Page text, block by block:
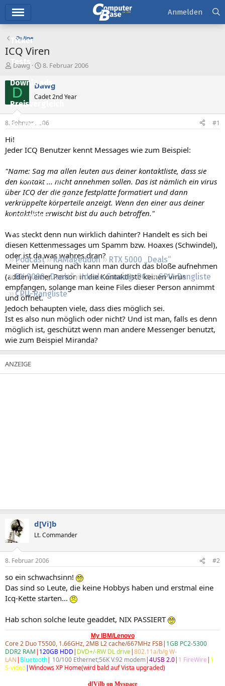
Ticker
Tests
Downloads
Preisvergleich
Forum
Aktuelles
Neue Beiträge
Neueste Aktivitäten
Leserartikel
Regeln
Podcast RAMageddon
RTX 5000 „Deals“
RX 9000 „Deals“
Ideale Gaming-PCs
GPU-Rangliste
CPU-Rangliste
Anmelden
Online
ICQ Viren
E
s
e
l
e
r
Dawg
E
s
t
e
l
t
m
8. Februar 2006
D Dawg
Cadet 2nd Year
8. Februar 2006 #1
Hi!
Jeder ICQ Benutzer kennt Messages wie zum Beispiel:
"Name: Sag ma allen leuten aus deiner kontaktliste, dass sie
den kontakt ... nicht annehmen sollen. Das ist nämlich ein virus
über ICQ der die ganze festplatte formatiert und dann
verkrüppelte körperteile anzeigt. Wenn den einer aus deiner
kontaktliste erwischt bist du auch betroffen."
Was steckt denn nun wirklich dahinter? Handelt es sich bei
diesen Kettenmessages um Spamm bzw. Hoaxes (Schwindel),
oder ist da was wahres dran?
Meiner Meinung nach kann man durch das bloße aufnehmen
(adden) einer Person in die Kontaktliste keinen Virus
empfangen, solange man keine Files dieser Person annimmt
und öffnet.
Jedoch behaupten viele, dass dies möglich sei.
Ist es also nun möglich oder nicht? Und ist man, falls es denn
möglich ist, geschützt wenn man andere Messenger benutzt,
wie zum Beispiel Miranda?
d[Vi]b
Lt. Commander
8. Februar 2006 #2
so ein schwachsinn!
Das sind so Leute, die keine Hobbys haben und erstmal eine
Icq-Kette starten...
Hab schon solche leute geaddet, NIX PASSIERT
My IBM/Lenovo
Core 2 Duo T5500, 1.66GHz, 2MB L2 cache/667MHz FSB| 1GB PC2-5300
DDR2 RAM| 120GB HDD| DVD+/-RW DL drive|802.11a/b/g W-
LAN| Bluetooth| 10/100 Ethernet;56K V.92 modem|4USB 2.0| 1 FireWire| 1
S-video|Windows XP Home(wird bald auf Vista upgraded)
d[Vi]b on Myspace